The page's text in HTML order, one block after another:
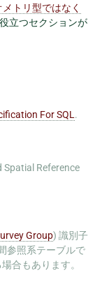
メトリ型ではなく
立つセクションが
For SQL.
Spatial Reference
Group) 識別子
参照系テーブルで
合もあります。